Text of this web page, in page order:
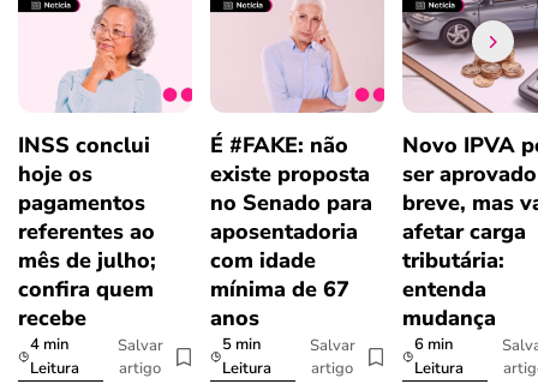
INSS conclui
hoje os
pagamentos
referentes ao
mês de julho;
confira quem
recebe
4 min
Leitura
Salvar
artigo
É #FAKE: não
existe proposta
no Senado para
aposentadoria
com idade
mínima de 67
anos
5 min
Leitura
Salvar
artigo
Novo IPVA
ser
breve, mas
afetar carga
tributária:
entenda
mudança
6 min
Leitura